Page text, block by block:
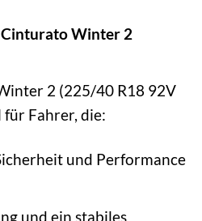
Winter 2
2 (225/40 R18 92V
für Fahrer, die:
und Performance
und ein stabiles